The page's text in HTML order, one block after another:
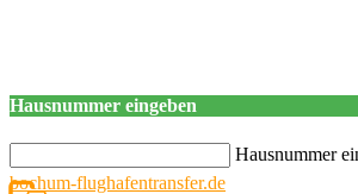
Hausnummer eingeben
Hausnummer
bochum-flughafentransfer.de